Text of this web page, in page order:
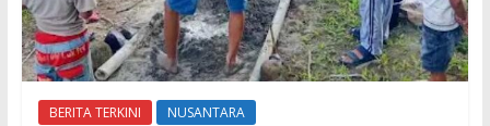
BERITA TERKINI NUSANTARA